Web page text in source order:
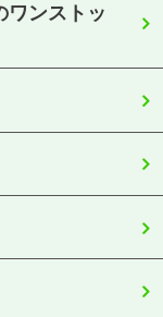
ワンストッ